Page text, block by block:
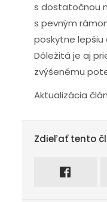
s dostatočnou
s pevným
poskytne
Dôležitá je aj
zvýšenému
Aktualizácia
Zdieľať tento